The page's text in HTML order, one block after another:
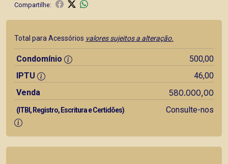
Compartilhe:
Total para Acessórios valores sujeitos a alteração.
Condomínio
500,00
IPTU
46,00
Venda
580.000,00
(ITBI, Registro, Escritura e Certidões) Consulte-nos